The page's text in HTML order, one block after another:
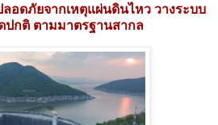
อดภัยจากเหตุแผ่นดินไหว วางระบบ
ปกติ ตามมาตรฐานสากล